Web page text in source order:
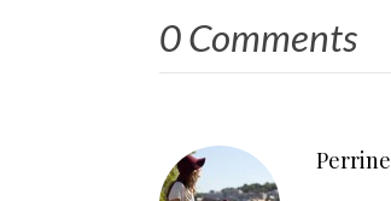
0 Comments
Perrine